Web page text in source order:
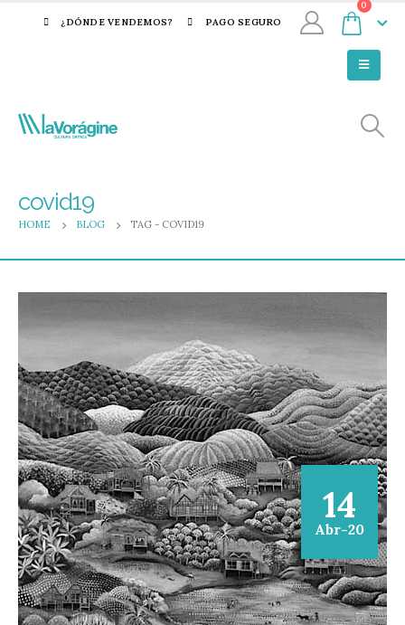
¿DÓNDE VENDEMOS? PAGO SEGURO
0
covid19
HOME BLOG TAG - COVID19
14
Abr-20